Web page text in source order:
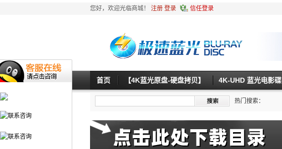
您好，欢迎光临商城！ 注册 登录 信任登录
首页 【4K蓝光原盘-硬盘拷贝】 4K-UHD 蓝光电影碟
热门搜索：